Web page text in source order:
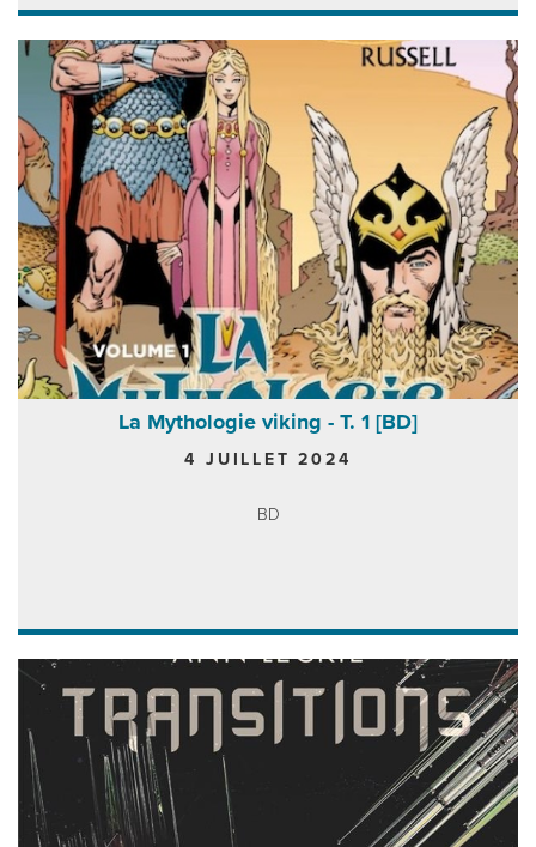
La Mythologie viking - T. 1 [BD]
4 JUILLET 2024
BD